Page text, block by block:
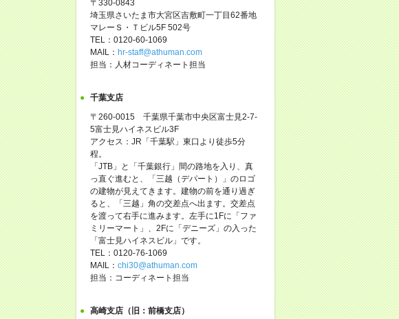
〒330-0843
埼玉県さいたま市大宮区吉敷町一丁目62番地
マレーＳ・Ｔビル5F 502号
TEL：0120-60-1069
MAIL： hr-staff@athuman.com
担当：人材コーディネート担当
千葉支店
〒260-0015 千葉県千葉市中央区富士見2-7-
5富士見ハイネスビル3F
アクセス：JR「千葉駅」東口より徒歩5分
程。
「JTB」と「千葉銀行」間の路地を入り、真
っ直ぐ進むと、「三越（デパート）」のロゴ
の建物が見えてきます。建物の前を通り過ぎ
ると、「三越」角の交差点へ出ます。交差点
を渡って右手に進みます。左手に1Fに「ファ
ミリーマート」、2Fに「デニーズ」の入った
「富士見ハイネスビル」です。
TEL：0120-76-1069
MAIL： chi30@athuman.com
担当：コーディネート担当
高崎支店（旧：前橋支店）